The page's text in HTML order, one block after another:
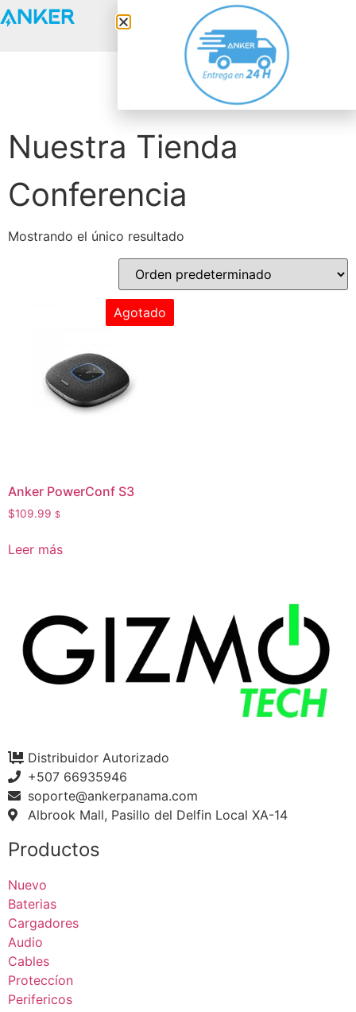
Nuestra Tienda
Conferencia
Mostrando el único resultado
Agotado
Anker PowerConf S3
$109.99 $
Leer más
Distribuidor Autorizado
+507 66935946
soporte@ankerpanama.com
Albrook Mall, Pasillo del Delfin Local XA-14
Productos
Nuevo
Baterias
Cargadores
Audio
Cables
Proteccíon
Perifericos